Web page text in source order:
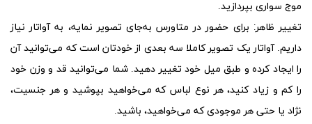
موج سواری بپردازید.
تغییر ظاهر: برای حضور در متاورس به‌جای تصویر نمایه، به آواتار نیاز
داریم. آواتار یک تصویر کاملا سه بعدی از خودتان است که می‌توانید آن
را ایجاد کرده و طبق میل خود تغییر دهید. شما می‌توانید قد و وزن خود
را کم و زیاد کنید، هر نوع لباس که می‌خواهید بپوشید و هر جنسیت،
نژاد یا حتی هر موجودی که می‌خواهید، باشید.